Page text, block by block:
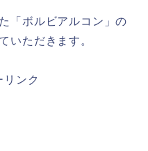
「ボルビアルコン」の
いただきます。
リンク